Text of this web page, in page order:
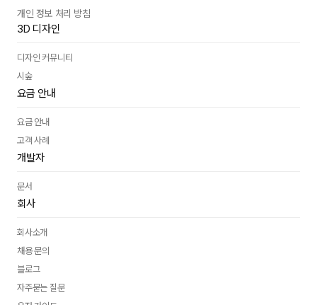
개인 정보 처리 방침
3D 디자인
디자인 커뮤니티
시숲
요금 안내
요금 안내
고객 사례
개발자
문서
회사
회사소개
채용 문의
블로그
자주묻는 질문